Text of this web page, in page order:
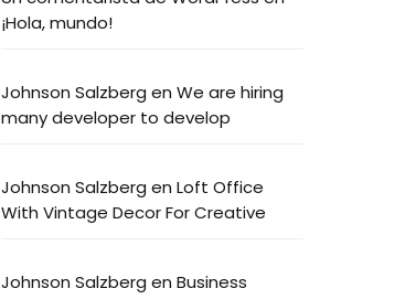
¡Hola, mundo!
Johnson Salzberg en We are hiring
many developer to develop
Johnson Salzberg en Loft Office
With Vintage Decor For Creative
Johnson Salzberg en Business